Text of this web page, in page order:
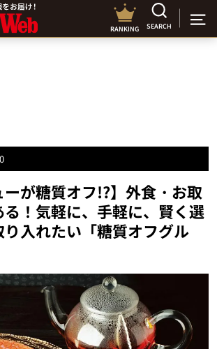
RANKING SEARCH
ーが糖質オフ!?】外食・お取
る！気軽に、手軽に、賢く選
入れたい「糖質オフグル